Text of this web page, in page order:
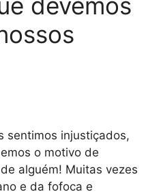
sentimos injustiçados,
o motivo de
alguém! Muitas vezes
e da fofoca e